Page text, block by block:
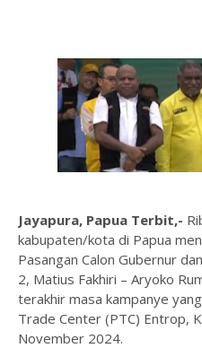
Jayapura, Papua Terbit,-
kabupaten/kota di Papua
Pasangan Calon Gubernur
2, Matius Fakhiri – Aryoko
terakhir masa kampanye
Trade Center (PTC) Entrop,
November 2024.